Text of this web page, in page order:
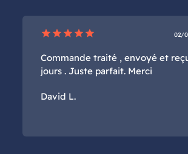
star star star star star 02/
Commande traité , envoyé et
jours . Juste parfait. Merci
David L.